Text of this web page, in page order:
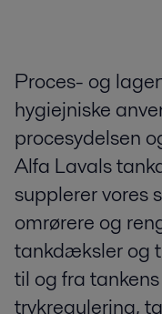
Proces- og
hygiejniske
procesydelsen
Alfa Lavals
supplerer vores
omrørere og
tankdæksler og
til og fra
trykregulering,